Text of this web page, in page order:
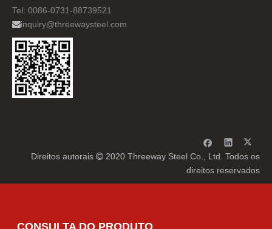
Tel: 0086-0731-88739521
inquiry@threewaysteel.com
Direitos autorais  2020 Threeway Steel Co., Ltd. Todos os
direitos reservados